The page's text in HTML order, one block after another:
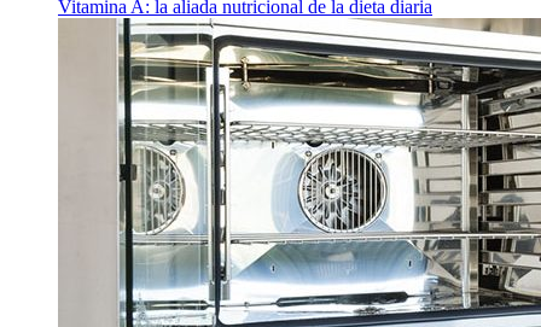
Vitamina A: la aliada nutricional de la dieta diaria